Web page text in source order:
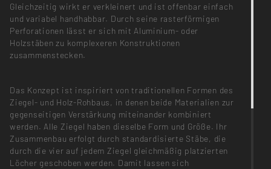
Gleichzeitig wirkt er verkleinert und ist offenbar einfach
und variabel handhabbar. Durch seine rasterförmigen
Perforationen lässt er sich mit Aluminium- oder
Holzstäben zu komplexeren Konstruktionen
zusammenstecken.
Das Konzept ist inspiriert von traditionellen Formen des
Ziegel- und Holz-Rohbaus, in denen beide Materialien zur
gegenseitigen Verstärkung miteinander kombiniert
werden. Alle Ziegel haben dieselbe Form und Größe. Ihr
Zusammenbau erfolgt durch standardisierte Stäbe, die
durch die vier auf jedem Ziegel gleichmäßig platzierten
Löcher geschoben werden. Damit lassen sich